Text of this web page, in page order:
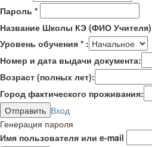
Пароль *
Название Школы КЭ (ФИО Учителя)
Уровень обучения * :
Номер и дата выдачи документа:
Возраст (полных лет):
Город фактического проживания:
Вход
Генерация пароля
Имя пользователя или e-mail